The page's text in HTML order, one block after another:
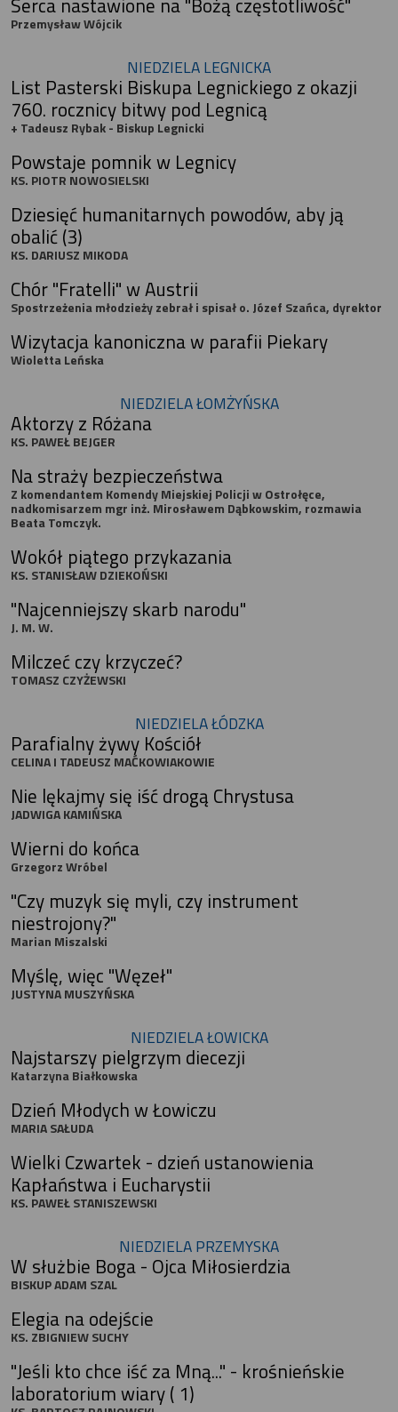
Przemysław Wójcik
NIEDZIELA LEGNICKA
List Pasterski Biskupa Legnickiego z okazji
760. rocznicy bitwy pod Legnicą
+ Tadeusz Rybak - Biskup Legnicki
Powstaje pomnik w Legnicy
KS. PIOTR NOWOSIELSKI
Dziesięć humanitarnych powodów, aby ją
obalić (3)
KS. DARIUSZ MIKODA
Chór "Fratelli" w Austrii
Spostrzeżenia młodzieży zebrał i spisał o. Józef Szańca, dyrektor
Wizytacja kanoniczna w parafii Piekary
Wioletta Leńska
NIEDZIELA ŁOMŻYŃSKA
Aktorzy z Różana
KS. PAWEŁ BEJGER
Na straży bezpieczeństwa
Z komendantem Komendy Miejskiej Policji w Ostrołęce,
nadkomisarzem mgr inż. Mirosławem Dąbkowskim, rozmawia
Beata Tomczyk.
Wokół piątego przykazania
KS. STANISŁAW DZIEKOŃSKI
"Najcenniejszy skarb narodu"
J. M. W.
Milczeć czy krzyczeć?
TOMASZ CZYŻEWSKI
NIEDZIELA ŁÓDZKA
Parafialny żywy Kościół
CELINA I TADEUSZ MAĆKOWIAKOWIE
Nie lękajmy się iść drogą Chrystusa
JADWIGA KAMIŃSKA
Wierni do końca
Grzegorz Wróbel
"Czy muzyk się myli, czy instrument
niestrojony?"
Marian Miszalski
Myślę, więc "Węzeł"
JUSTYNA MUSZYŃSKA
NIEDZIELA ŁOWICKA
Najstarszy pielgrzym diecezji
Katarzyna Białkowska
Dzień Młodych w Łowiczu
MARIA SAŁUDA
Wielki Czwartek - dzień ustanowienia
Kapłaństwa i Eucharystii
KS. PAWEŁ STANISZEWSKI
NIEDZIELA PRZEMYSKA
W służbie Boga - Ojca Miłosierdzia
BISKUP ADAM SZAL
Elegia na odejście
KS. ZBIGNIEW SUCHY
"Jeśli kto chce iść za Mną..." - krośnieńskie
laboratorium wiary ( 1)